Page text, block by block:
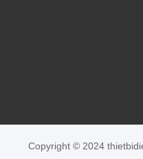
Copyright © 2024